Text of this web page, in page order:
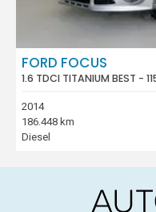
FORD FOCUS
1.6 TDCI TITANIUM BEST -
2014
186.448 km
Diesel